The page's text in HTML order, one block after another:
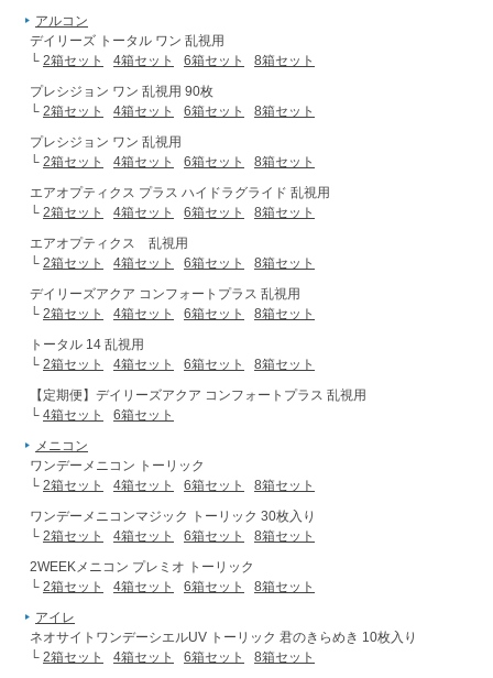
アルコン
デイリーズ トータル ワン 乱視用
└ 2箱セット 4箱セット 6箱セット
8箱セット
プレシジョン ワン 乱視用 90枚
└ 2箱セット 4箱セット 6箱セット
8箱セット
プレシジョン ワン 乱視用
└ 2箱セット 4箱セット 6箱セット
8箱セット
エアオプティクス プラス ハイドラグライド 乱視用
└ 2箱セット 4箱セット 6箱セット
8箱セット
エアオプティクス 乱視用
└ 2箱セット 4箱セット 6箱セット
8箱セット
デイリーズアクア コンフォートプラス 乱視用
└ 2箱セット 4箱セット 6箱セット
8箱セット
トータル 14 乱視用
└ 2箱セット 4箱セット 6箱セット
8箱セット
【定期便】デイリーズアクア コンフォートプラス 乱視用
└ 4箱セット
6箱セット
メニコン
ワンデーメニコン トーリック
└ 2箱セット 4箱セット 6箱セット
8箱セット
ワンデーメニコンマジック トーリック 30枚入り
└ 2箱セット 4箱セット 6箱セット
8箱セット
2WEEKメニコン プレミオ トーリック
└ 2箱セット 4箱セット 6箱セット
8箱セット
アイレ
ネオサイトワンデーシエルUV トーリック 君のきらめき 10枚入り
└ 2箱セット 4箱セット 6箱セット 8箱セット